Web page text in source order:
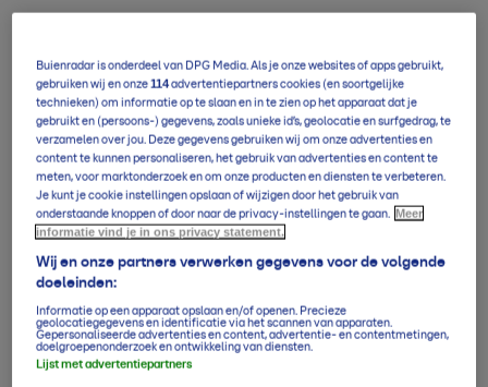
Verwachting overzicht
5-daagse per uur
14-daagse verwachting
Klimaatgemiddelden
Buienradar is onderdeel van DPG Media. Als je onze websites of apps gebruikt,
gebruiken wij en onze114advertentiepartners cookies (en soortgelijke
technieken) om informatie op te slaan en in te zien op het apparaat dat je
gebruikt en (persoons-) gegevens, zoals unieke id’s, geolocatie en surfgedrag, te
verzamelen over jou. Deze gegevens gebruiken wij om onze advertenties en
content te kunnen personaliseren, het gebruik van advertenties en content te
meten, voor marktonderzoek en om onze producten en diensten te verbeteren.
Je kunt je cookie instellingen opslaan of wijzigen door het gebruik van
onderstaande knoppen of door naar de privacy-instellingen te gaan. Meer
informatie vind je in ons privacy statement.
Wij en onze partners verwerken gegevens voor de volgende
doeleinden:
Informatie op een apparaat opslaan en/of openen. Precieze
geolocatiegegevens en identificatie via het scannen van apparaten.
Gepersonaliseerde advertenties en content, advertentie- en contentmetingen,
doelgroepenonderzoek en ontwikkeling van diensten.
Lijst met advertentiepartners